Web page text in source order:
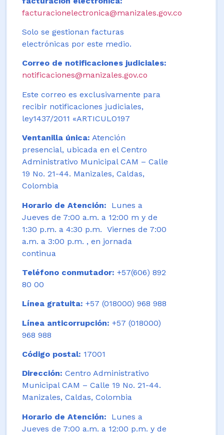
facturacionelectronica@manizales.gov.co
Solo se gestionan facturas
electrónicas por este medio.
Correo de notificaciones judiciales:
notificaciones@manizales.gov.co
Este correo es exclusivamente para
recibir notificaciones judiciales,
ley1437/2011 «ARTICULO197
Ventanilla única: Atención
presencial, ubicada en el Centro
Administrativo Municipal CAM – Calle
19 No. 21-44. Manizales, Caldas,
Colombia
Horario de Atención:
Lunes a
Jueves de 7:00 a.m. a 12:00 m y de
1:30 p.m. a 4:30 p.m. Viernes de 7:00
a.m. a 3:00 p.m. , en jornada
continua
Teléfono conmutador: +57(606) 892
80 00
Línea gratuita: +57 (018000) 968 988
Línea anticorrupción: +57 (018000)
968 988
Código postal: 17001
Dirección: Centro Administrativo
Municipal CAM – Calle 19 No. 21-44.
Manizales, Caldas, Colombia
Horario de Atención: Lunes a
Jueves de 7:00 a.m. a 12:00 p.m. y de